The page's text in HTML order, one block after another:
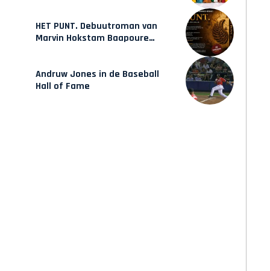
HET PUNT. Debuutroman van
Marvin Hokstam Baapoure
Andruw Jones in de Baseball
Hall of Fame